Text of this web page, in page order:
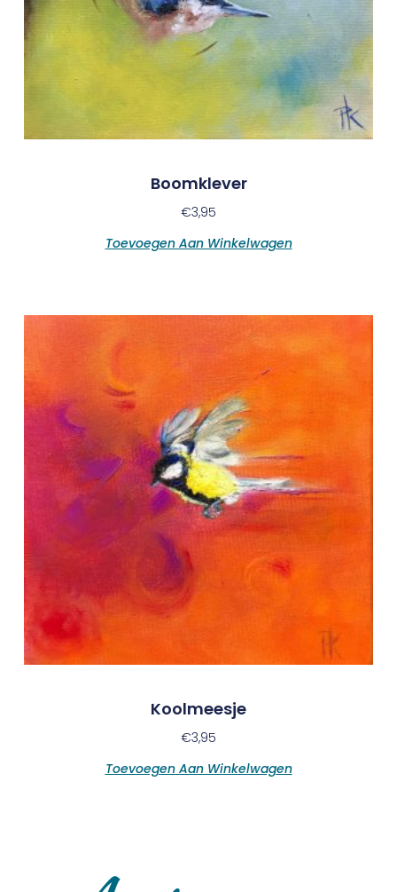
Boomklever
€3,95
Toevoegen Aan Winkelwagen
Koolmeesje
€3,95
Toevoegen Aan Winkelwagen